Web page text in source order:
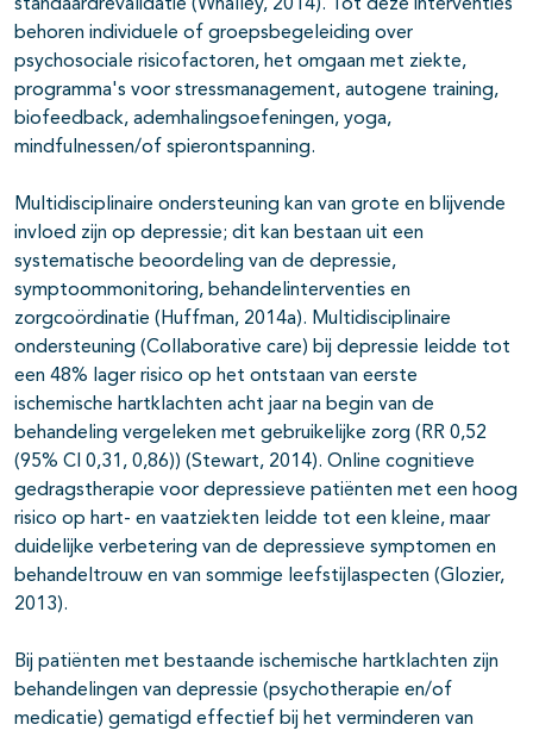
standaardrevalidatie (Whalley, 2014). Tot deze interventies
behoren individuele of groepsbegeleiding over
psychosociale risicofactoren, het omgaan met ziekte,
programma's voor stressmanagement, autogene training,
biofeedback, ademhalingsoefeningen, yoga,
mindfulnessen/of spierontspanning.
Multidisciplinaire ondersteuning kan van grote en blijvende
invloed zijn op depressie; dit kan bestaan uit een
systematische beoordeling van de depressie,
symptoommonitoring, behandelinterventies en
zorgcoördinatie (Huffman, 2014a). Multidisciplinaire
ondersteuning (Collaborative care) bij depressie leidde tot
een 48% lager risico op het ontstaan van eerste
ischemische hartklachten acht jaar na begin van de
behandeling vergeleken met gebruikelijke zorg (RR 0,52
(95% CI 0,31, 0,86)) (Stewart, 2014). Online cognitieve
gedragstherapie voor depressieve patiënten met een hoog
risico op hart- en vaatziekten leidde tot een kleine, maar
duidelijke verbetering van de depressieve symptomen en
behandeltrouw en van sommige leefstijlaspecten (Glozier,
2013).
Bij patiënten met bestaande ischemische hartklachten zijn
behandelingen van depressie (psychotherapie en/of
medicatie) gematigd effectief bij het verminderen van